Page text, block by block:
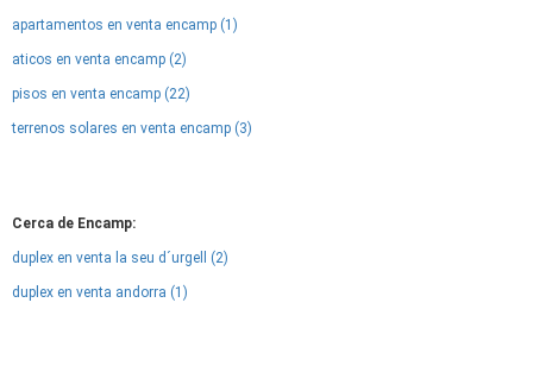
apartamentos en venta encamp (1)
aticos en venta encamp (2)
pisos en venta encamp (22)
terrenos solares en venta encamp (3)
Cerca de Encamp:
duplex en venta la seu d´urgell (2)
duplex en venta andorra (1)